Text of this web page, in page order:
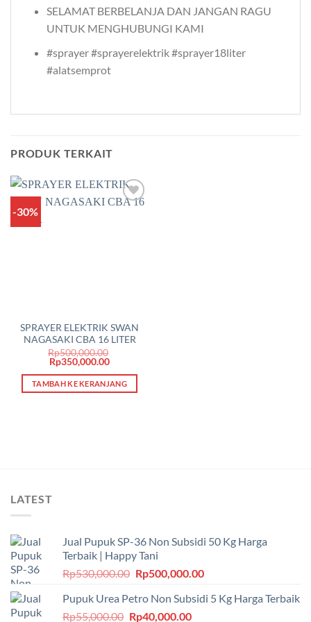
SELAMAT BERBELANJA DAN JANGAN RAGU
UNTUK MENGHUBUNGI KAMI
#sprayer #sprayerelektrik #sprayer18liter
#alatsemprot
PRODUK TERKAIT
-30%
SPRAYER ELEKTRIK SWAN
NAGASAKI CBA 16 LITER
Rp500,000.00
Harga
aslinya
adalah:
Rp500,000.00.
Rp350,000.00Harga
ini
adalah:
TAMBAH KE KERANJANG
LATEST
Jual Pupuk SP-36 Non Subsidi 50 Kg Harga
Terbaik | Happy Tani
Rp530,000.00 Harga
adalah:
Rp530,000.00.
Rp500,000.00Harga
ini
Pupuk Urea Petro Non Subsidi 5 Kg Harga Terbaik
Rp55,000.00 Harga
Rp40,000.00Harga